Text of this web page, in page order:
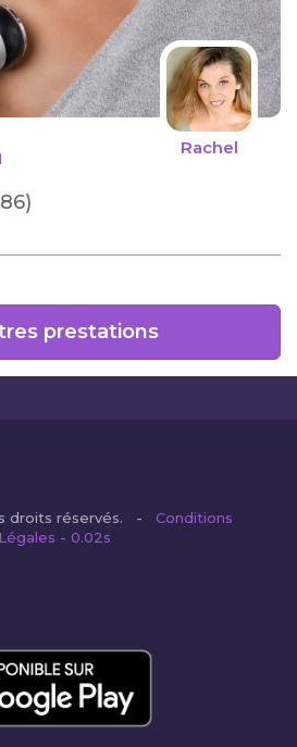
Rachel
prestations
droits réservés. -Conditions
- 0.02s